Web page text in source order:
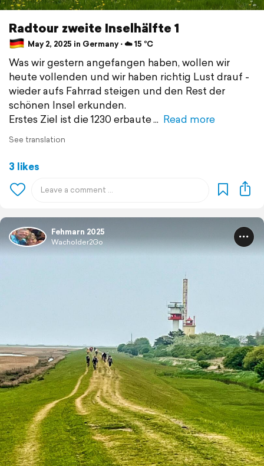
Radtour zweite Inselhälfte 1
May 2, 2025 in Germany ⋅ ☁️ 15 °C
Was wir gestern angefangen haben, wollen wir
heute vollenden und wir haben richtig Lust drauf -
wieder aufs Fahrrad steigen und den Rest der
schönen Insel erkunden.
Erstes Ziel ist die 1230 erbaute
Read more
See translation
3 likes
Fehmarn 2025
Wacholder2Go